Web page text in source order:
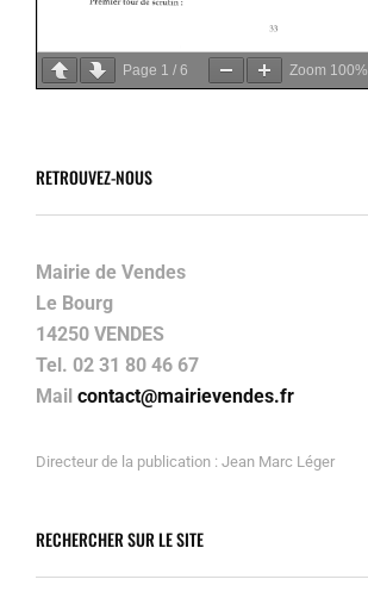
Page 1 / 6 Zoom 100%
RETROUVEZ-NOUS
Mairie de Vendes
Le Bourg
14250 VENDES
Tel. 02 31 80 46 67
Mail contact@mairievendes.fr
Directeur de la publication : Jean Marc Léger
RECHERCHER SUR LE SITE